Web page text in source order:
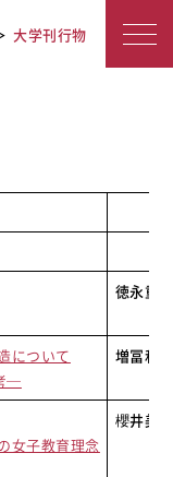
大学刊行物
徳永重良
について
─
増冨和浩
女子教育理念
櫻井美幸